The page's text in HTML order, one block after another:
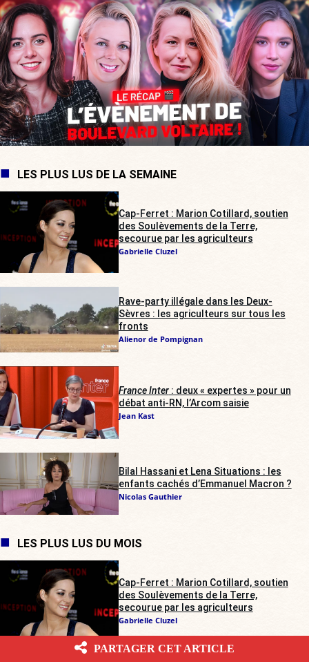
LES PLUS LUS DE LA SEMAINE
Cap-Ferret : Marion Cotillard, soutien
des Soulèvements de la Terre,
secourue par les agriculteurs
Gabrielle Cluzel
Rave-party illégale dans les Deux-
Sèvres : les agriculteurs sur tous les
fronts
Alienor de Pompignan
France Inter: deux « expertes » pour un
débat anti-RN, l’Arcom saisie
Jean Kast
Bilal Hassani et Lena Situations : les
enfants cachés d’Emmanuel Macron ?
Nicolas Gauthier
LES PLUS LUS DU MOIS
Cap-Ferret : Marion Cotillard, soutien
des Soulèvements de la Terre,
secourue par les agriculteurs
Gabrielle Cluzel
PARTAGER CET ARTICLE